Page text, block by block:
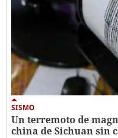
SISMO
Un terremoto de
china de Sichuan sin